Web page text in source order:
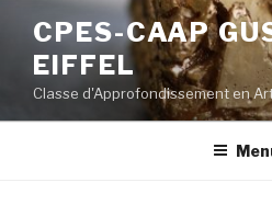
contenu
principal
CPES-CAAP
EIFFEL
Classe d'Approfondissement en